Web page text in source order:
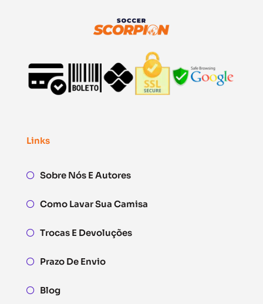
Links
Sobre Nós E Autores
Como Lavar Sua Camisa
Trocas E Devoluções
Prazo De Envio
Blog